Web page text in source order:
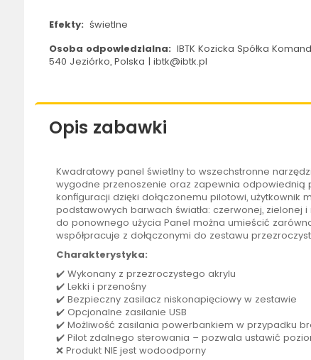
Efekty: świetlne
Osoba odpowiedzialna: IBTK Kozicka Spółka
540 Jeziórko, Polska | ibtk@ibtk.pl
Opis zabawki
Kwadratowy panel świetlny to wszechstronne
wygodne przenoszenie oraz zapewnia odpowiednią
konfiguracji dzięki dołączonemu pilotowi,
podstawowych barwach światła: czerwonej,
do ponownego użycia Panel można umieścić
współpracuje z dołączonymi do zestawu
Charakterystyka:
✔️ Wykonany z przezroczystego akrylu
✔️ Lekki i przenośny
✔️ Bezpieczny zasilacz niskonapięciowy w zestawie
✔️ Opcjonalne zasilanie USB
✔️ Możliwość zasilania powerbankiem w przypadku
✔️ Pilotzdalnego sterowania – pozwala ustawić
❌ Produkt NIE jest wodoodporny